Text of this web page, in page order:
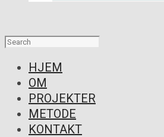
HJEM
OM
PROJEKTER
METODE
KONTAKT